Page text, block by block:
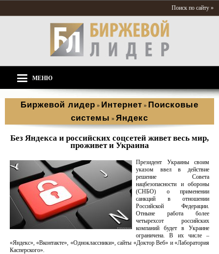
Поиск по сайту »
МЕНЮ
Биржевой лидер » Интернет » Поисковые
системы » Яндекс
Без Яндекса и российских соцсетей живет весь мир,
проживет и Украина
Президент Украины своим
указом ввел в действие
решение Совета
нацбезопасности и обороны
(СНБО) о применении
санкций в отношении
Российской Федерации.
Отныне работа более
четырехсот российских
компаний будет в Украине
ограничена. В их числе –
«Яндекс», «Вконтакте», «Одноклассники», сайты «Доктор Веб» и «Лаборатория
Касперского».